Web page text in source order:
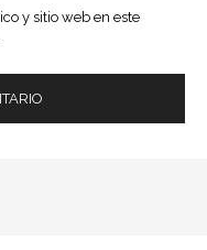
y sitio web en este